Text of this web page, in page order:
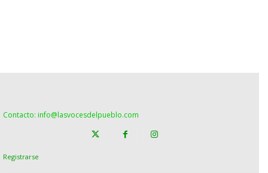
Contacto: info@lasvocesdelpueblo.com
Registrarse